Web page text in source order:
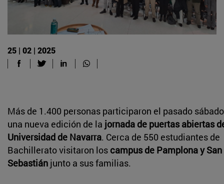
25 | 02 | 2025
Más de 1.400 personas participaron el pasado
una nueva edición de la jornada de puertas abiertas
Universidad de Navarra. Cerca de 550 estudiantes de
Bachillerato visitaron los campus de Pamplona y San
Sebastián junto a sus familias.